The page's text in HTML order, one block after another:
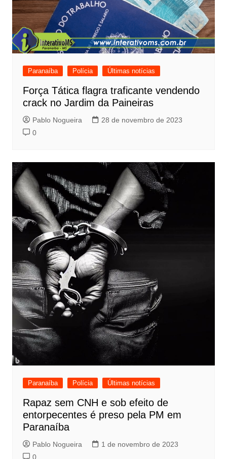
Paranaíba Polícia Últimas notícias
Força Tática flagra traficante vendendo
crack no Jardim da Paineiras
Pablo Nogueira
28 de novembro de 2023
0
Paranaíba Polícia Últimas notícias
Rapaz sem CNH e sob efeito de
entorpecentes é preso pela PM em
Paranaíba
Pablo Nogueira
1 de novembro de 2023
0